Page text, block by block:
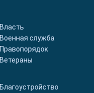
Власть
Военная служба
Правопорядок
Ветераны
Благоустройство